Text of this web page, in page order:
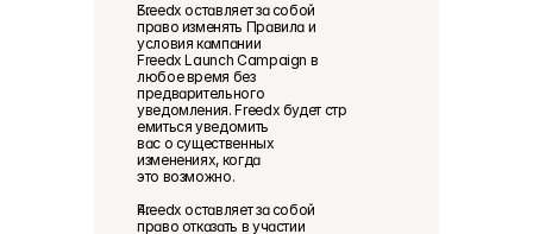
Freedx оставляет за собой
право изменять Правила и
условия кампании
Freedx Launch Campaign в
любое время без
предварительного
уведомления. Freedx будет стр
емиться уведомить
вас о существенных
изменениях, когда
это возможно.
Freedx оставляет за собой
право отказать в участии